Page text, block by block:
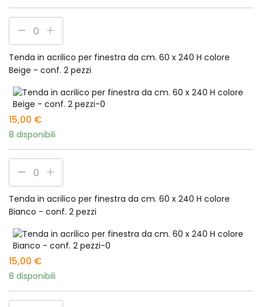
Tenda in acrilico per finestra da cm. 60 x 240 H colore
Beige - conf. 2 pezzi
15,00 €
8 disponibili
Tenda in acrilico per finestra da cm. 60 x 240 H colore
Bianco - conf. 2 pezzi
15,00 €
8 disponibili